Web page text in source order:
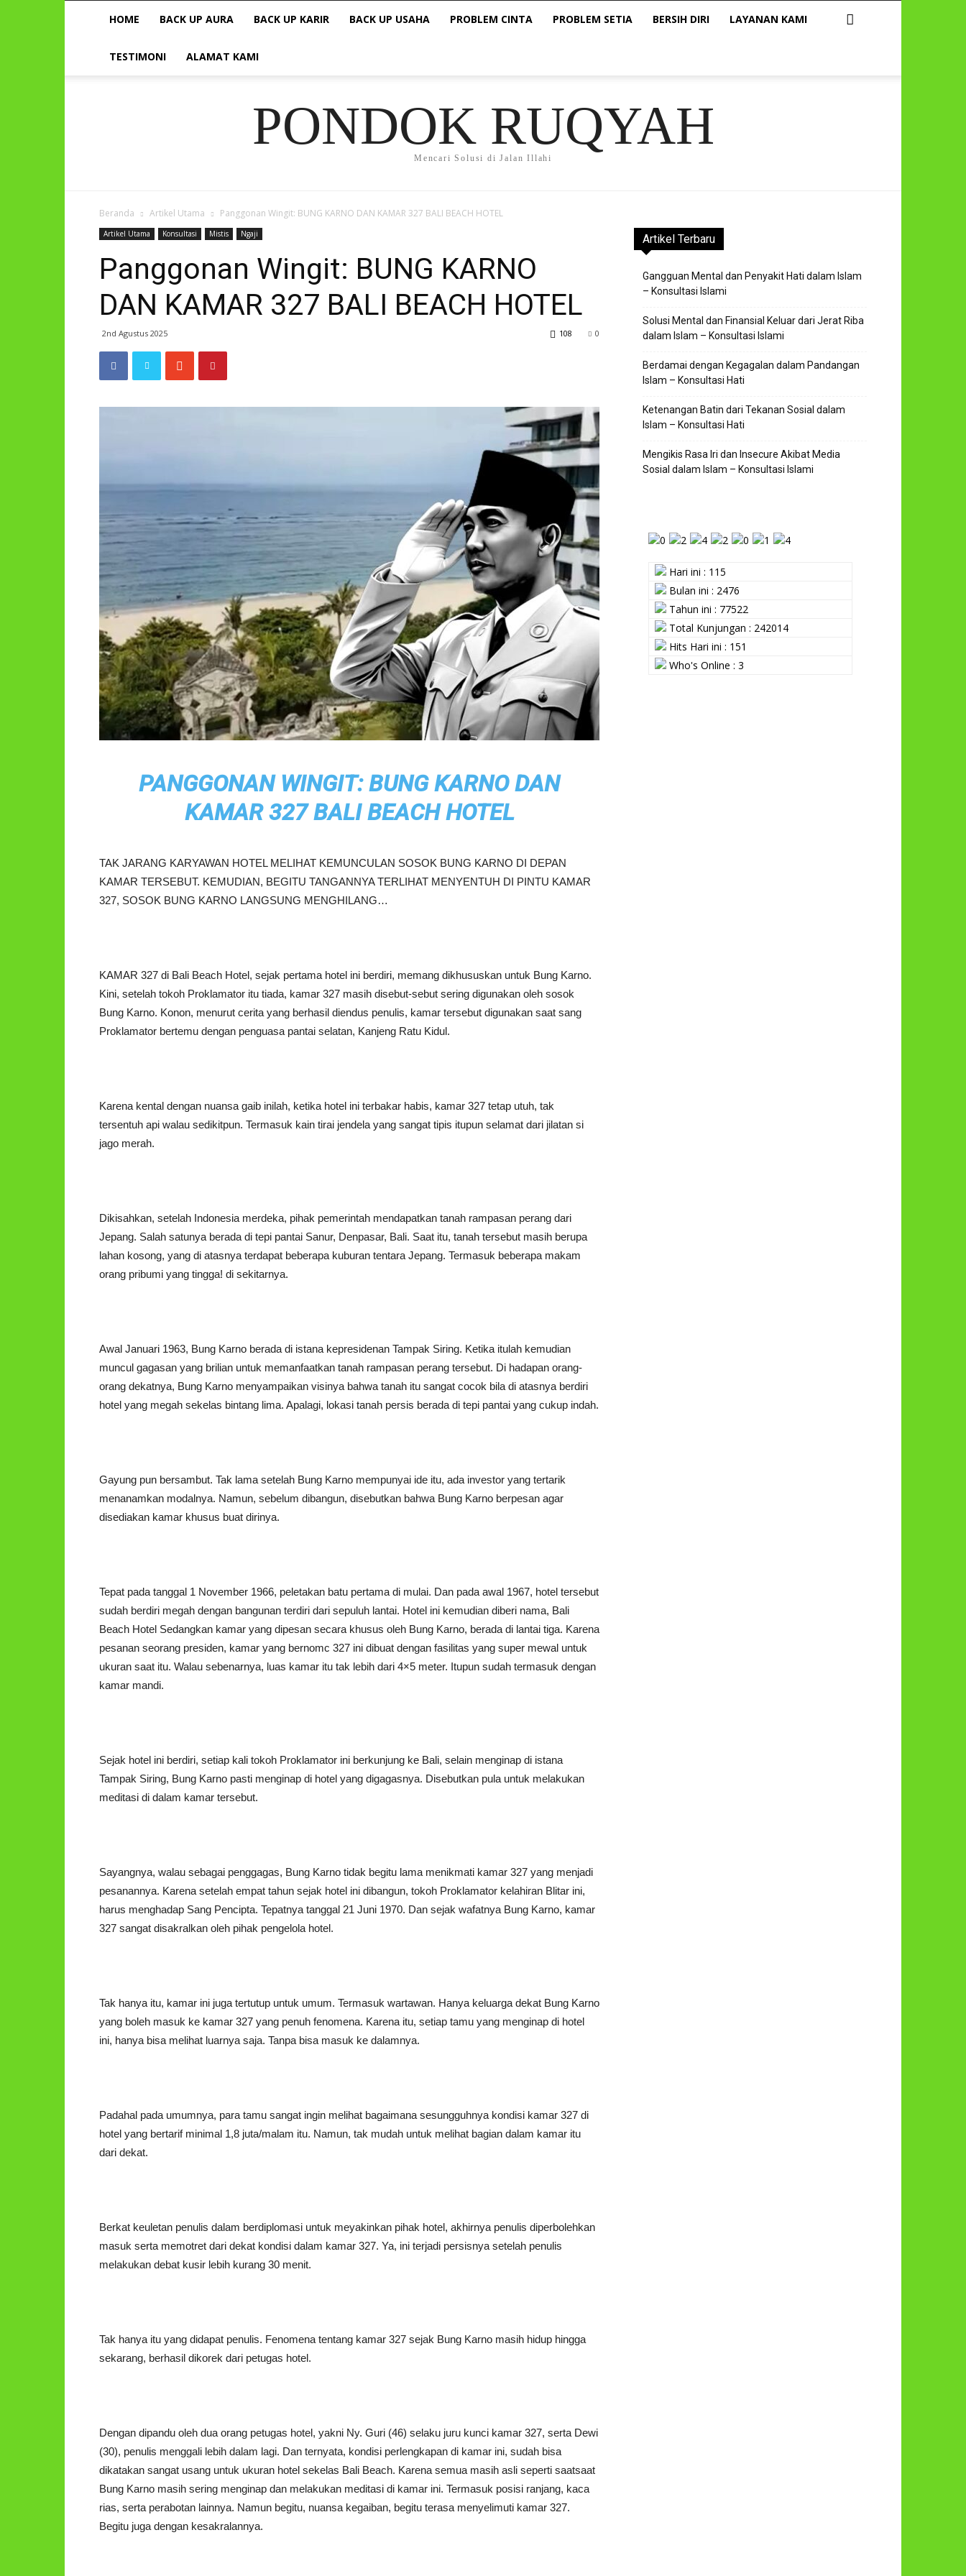
HOME BACK UP AURA BACK UP KARIR BACK UP USAHA PROBLEM CINTA PROBLEM SETIA BERSIH DIRI LAYANAN KAMI
TESTIMONI ALAMAT KAMI
PONDOK RUQYAH
Mencari Solusi di Jalan Illahi
Beranda Artikel Utama Panggonan Wingit: BUNG KARNO DAN KAMAR 327 BALI BEACH HOTEL
Artikel Utama Konsultasi Mistis Ngaji
Panggonan Wingit: BUNG KARNO
DAN KAMAR 327 BALI BEACH HOTEL
2nd Agustus 2025 0
108
PANGGONAN WINGIT: BUNG KARNO DAN
KAMAR 327 BALI BEACH HOTEL
TAK JARANG KARYAWAN HOTEL MELIHAT KEMUNCULAN SOSOK BUNG KARNO DI DEPAN
KAMAR TERSEBUT. KEMUDIAN, BEGITU TANGANNYA TERLIHAT MENYENTUH DI PINTU KAMAR
327, SOSOK BUNG KARNO LANGSUNG MENGHILANG…
KAMAR 327 di Bali Beach Hotel, sejak pertama hotel ini berdiri, memang dikhususkan untuk Bung Karno.
Kini, setelah tokoh Proklamator itu tiada, kamar 327 masih disebut-sebut sering digunakan oleh sosok
Bung Karno. Konon, menurut cerita yang berhasil diendus penulis, kamar tersebut digunakan saat sang
Proklamator bertemu dengan penguasa pantai selatan, Kanjeng Ratu Kidul.
Karena kental dengan nuansa gaib inilah, ketika hotel ini terbakar habis, kamar 327 tetap utuh, tak
tersentuh api walau sedikitpun. Termasuk kain tirai jendela yang sangat tipis itupun selamat dari jilatan si
jago merah.
Dikisahkan, setelah Indonesia merdeka, pihak pemerintah mendapatkan tanah rampasan perang dari
Jepang. Salah satunya berada di tepi pantai Sanur, Denpasar, Bali. Saat itu, tanah tersebut masih berupa
lahan kosong, yang di atasnya terdapat beberapa kuburan tentara Jepang. Termasuk beberapa makam
orang pribumi yang tingga! di sekitarnya.
Awal Januari 1963, Bung Karno berada di istana kepresidenan Tampak Siring. Ketika itulah kemudian
muncul gagasan yang brilian untuk memanfaatkan tanah rampasan perang tersebut. Di hadapan orang-
orang dekatnya, Bung Karno menyampaikan visinya bahwa tanah itu sangat cocok bila di atasnya berdiri
hotel yang megah sekelas bintang lima. Apalagi, lokasi tanah persis berada di tepi pantai yang cukup indah.
Gayung pun bersambut. Tak lama setelah Bung Karno mempunyai ide itu, ada investor yang tertarik
menanamkan modalnya. Namun, sebelum dibangun, disebutkan bahwa Bung Karno berpesan agar
disediakan kamar khusus buat dirinya.
Tepat pada tanggal 1 November 1966, peletakan batu pertama di mulai. Dan pada awal 1967, hotel tersebut
sudah berdiri megah dengan bangunan terdiri dari sepuluh lantai. Hotel ini kemudian diberi nama, Bali
Beach Hotel Sedangkan kamar yang dipesan secara khusus oleh Bung Karno, berada di lantai tiga. Karena
pesanan seorang presiden, kamar yang bernomc 327 ini dibuat dengan fasilitas yang super mewal untuk
ukuran saat itu. Walau sebenarnya, luas kamar itu tak lebih dari 4×5 meter. Itupun sudah termasuk dengan
kamar mandi.
Sejak hotel ini berdiri, setiap kali tokoh Proklamator ini berkunjung ke Bali, selain menginap di istana
Tampak Siring, Bung Karno pasti menginap di hotel yang digagasnya. Disebutkan pula untuk melakukan
meditasi di dalam kamar tersebut.
Sayangnya, walau sebagai penggagas, Bung Karno tidak begitu lama menikmati kamar 327 yang menjadi
pesanannya. Karena setelah empat tahun sejak hotel ini dibangun, tokoh Proklamator kelahiran Blitar ini,
harus menghadap Sang Pencipta. Tepatnya tanggal 21 Juni 1970. Dan sejak wafatnya Bung Karno, kamar
327 sangat disakralkan oleh pihak pengelola hotel.
Tak hanya itu, kamar ini juga tertutup untuk umum. Termasuk wartawan. Hanya keluarga dekat Bung Karno
yang boleh masuk ke kamar 327 yang penuh fenomena. Karena itu, setiap tamu yang menginap di hotel
ini, hanya bisa melihat luarnya saja. Tanpa bisa masuk ke dalamnya.
Padahal pada umumnya, para tamu sangat ingin melihat bagaimana sesungguhnya kondisi kamar 327 di
hotel yang bertarif minimal 1,8 juta/malam itu. Namun, tak mudah untuk melihat bagian dalam kamar itu
dari dekat.
Berkat keuletan penulis dalam berdiplomasi untuk meyakinkan pihak hotel, akhirnya penulis diperbolehkan
masuk serta memotret dari dekat kondisi dalam kamar 327. Ya, ini terjadi persisnya setelah penulis
melakukan debat kusir lebih kurang 30 menit.
Tak hanya itu yang didapat penulis. Fenomena tentang kamar 327 sejak Bung Karno masih hidup hingga
sekarang, berhasil dikorek dari petugas hotel.
Dengan dipandu oleh dua orang petugas hotel, yakni Ny. Guri (46) selaku juru kunci kamar 327, serta Dewi
(30), penulis menggali lebih dalam lagi. Dan ternyata, kondisi perlengkapan di kamar ini, sudah bisa
dikatakan sangat usang untuk ukuran hotel sekelas Bali Beach. Karena semua masih asli seperti saatsaat
Bung Karno masih sering menginap dan melakukan meditasi di kamar ini. Termasuk posisi ranjang, kaca
rias, serta perabotan lainnya. Namun begitu, nuansa kegaiban, begitu terasa menyelimuti kamar 327.
Begitu juga dengan kesakralannya.
Artikel Terbaru
Gangguan Mental dan Penyakit Hati dalam Islam
– Konsultasi Islami
Solusi Mental dan Finansial Keluar dari Jerat Riba
dalam Islam – Konsultasi Islami
Berdamai dengan Kegagalan dalam Pandangan
Islam – Konsultasi Hati
Ketenangan Batin dari Tekanan Sosial dalam
Islam – Konsultasi Hati
Mengikis Rasa Iri dan Insecure Akibat Media
Sosial dalam Islam – Konsultasi Islami
Hari ini : 115
Bulan ini : 2476
Tahun ini : 77522
Total Kunjungan : 242014
Hits Hari ini : 151
Who's Online : 3